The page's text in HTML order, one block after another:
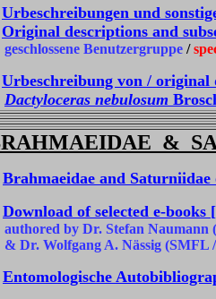
Urbeschreibungen und
Original descriptions and
Benutzergruppe /
Urbeschreibung von / original
Dactyloceras nebulosum
&
Brahmaeidae and
Download of selected e-books
by Dr. Stefan Naumann
Dr. Wolfgang A. Nässig (SMFL
Entomologische